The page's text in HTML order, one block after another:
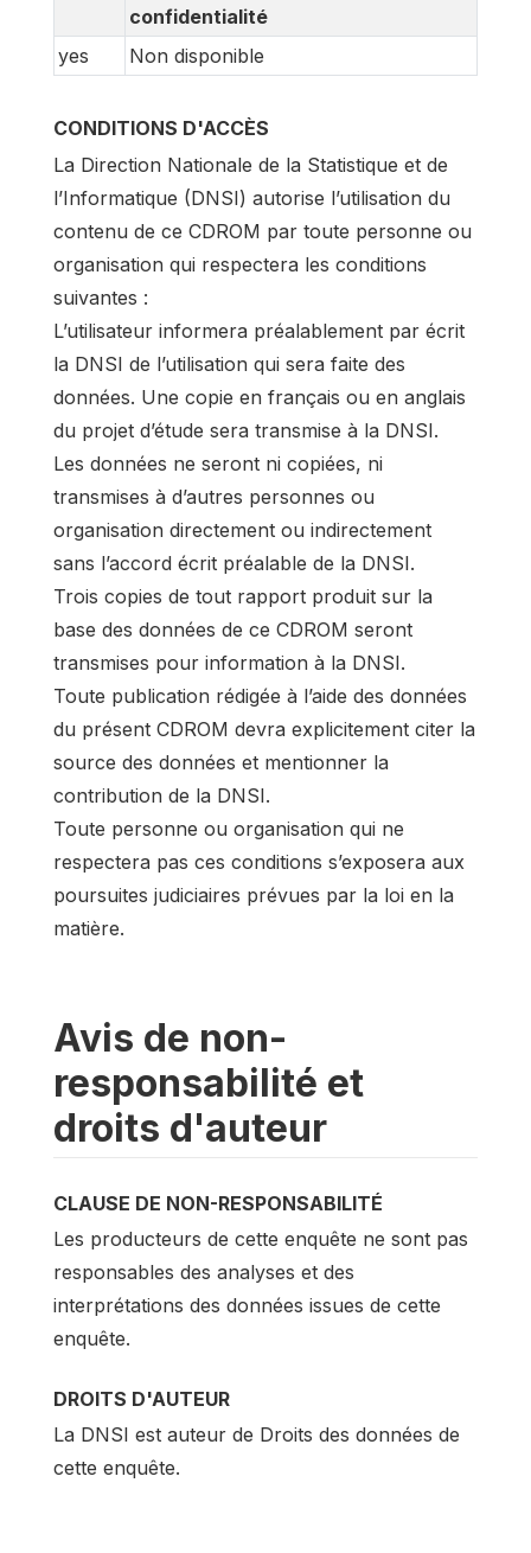
confidentialité
yes
Non disponible
CONDITIONS D'ACCÈS
La Direction Nationale de la Statistique et de
l’Informatique (DNSI) autorise l’utilisation du
contenu de ce CDROM par toute personne ou
organisation qui respectera les conditions
suivantes :
L’utilisateur informera préalablement par écrit
la DNSI de l’utilisation qui sera faite des
données. Une copie en français ou en anglais
du projet d’étude sera transmise à la DNSI.
Les données ne seront ni copiées, ni
transmises à d’autres personnes ou
organisation directement ou indirectement
sans l’accord écrit préalable de la DNSI.
Trois copies de tout rapport produit sur la
base des données de ce CDROM seront
transmises pour information à la DNSI.
Toute publication rédigée à l’aide des données
du présent CDROM devra explicitement citer la
source des données et mentionner la
contribution de la DNSI.
Toute personne ou organisation qui ne
respectera pas ces conditions s’exposera aux
poursuites judiciaires prévues par la loi en la
matière.
Avis de non-
responsabilité et
droits d'auteur
CLAUSE DE NON-RESPONSABILITÉ
Les producteurs de cette enquête ne sont pas
responsables des analyses et des
interprétations des données issues de cette
enquête.
DROITS D'AUTEUR
La DNSI est auteur de Droits des données de
cette enquête.